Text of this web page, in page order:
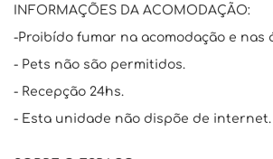
INFORMAÇÕES DA ACOMODAÇÃO:
-Proibído fumar na acomodação e nas
- Pets não são permitidos.
- Recepção 24hs.
- Esta unidade não dispõe de internet.